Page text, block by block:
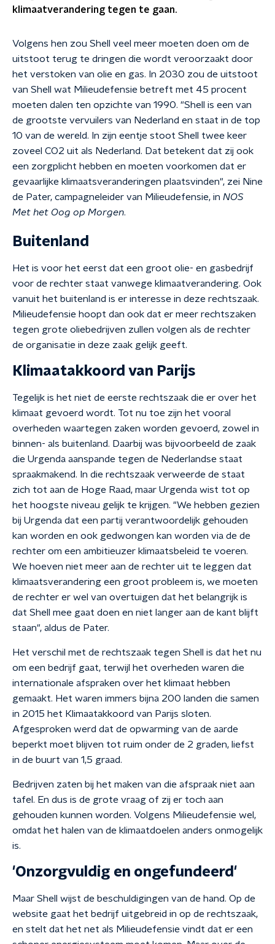
klimaatverandering tegen te gaan.
Volgens hen zou Shell veel meer moeten doen om de
uitstoot terug te dringen die wordt veroorzaakt door
het verstoken van olie en gas. In 2030 zou de uitstoot
van Shell wat Milieudefensie betreft met 45 procent
moeten dalen ten opzichte van 1990. "Shell is een van
de grootste vervuilers van Nederland en staat in de top
10 van de wereld. In zijn eentje stoot Shell twee keer
zoveel CO2 uit als Nederland. Dat betekent dat zij ook
een zorgplicht hebben en moeten voorkomen dat er
gevaarlijke klimaatsveranderingen plaatsvinden", zei Nine
de Pater, campagneleider van Milieudefensie, in NOS
Met het Oog op Morgen.
Buitenland
Het is voor het eerst dat een groot olie- en gasbedrijf
voor de rechter staat vanwege klimaatverandering. Ook
vanuit het buitenland is er interesse in deze rechtszaak.
Milieudefensie hoopt dan ook dat er meer rechtszaken
tegen grote oliebedrijven zullen volgen als de rechter
de organisatie in deze zaak gelijk geeft.
Klimaatakkoord van Parijs
Tegelijk is het niet de eerste rechtszaak die er over het
klimaat gevoerd wordt. Tot nu toe zijn het vooral
overheden waartegen zaken worden gevoerd, zowel in
binnen- als buitenland. Daarbij was bijvoorbeeld de zaak
die Urgenda aanspande tegen de Nederlandse staat
spraakmakend. In die rechtszaak verweerde de staat
zich tot aan de Hoge Raad, maar Urgenda wist tot op
het hoogste niveau gelijk te krijgen. "We hebben gezien
bij Urgenda dat een partij verantwoordelijk gehouden
kan worden en ook gedwongen kan worden via de de
rechter om een ambitieuzer klimaatsbeleid te voeren.
We hoeven niet meer aan de rechter uit te leggen dat
klimaatsverandering een groot probleem is, we moeten
de rechter er wel van overtuigen dat het belangrijk is
dat Shell mee gaat doen en niet langer aan de kant blijft
staan", aldus de Pater.
Het verschil met de rechtszaak tegen Shell is dat het nu
om een bedrijf gaat, terwijl het overheden waren die
internationale afspraken over het klimaat hebben
gemaakt. Het waren immers bijna 200 landen die samen
in 2015 het Klimaatakkoord van Parijs sloten.
Afgesproken werd dat de opwarming van de aarde
beperkt moet blijven tot ruim onder de 2 graden, liefst
in de buurt van 1,5 graad.
Bedrijven zaten bij het maken van die afspraak niet aan
tafel. En dus is de grote vraag of zij er toch aan
gehouden kunnen worden. Volgens Milieudefensie wel,
omdat het halen van de klimaatdoelen anders onmogelijk
is.
'Onzorgvuldig en ongefundeerd'
Maar Shell wijst de beschuldigingen van de hand. Op de
website gaat het bedrijf uitgebreid in op de rechtszaak,
en stelt dat het net als Milieudefensie vindt dat er een